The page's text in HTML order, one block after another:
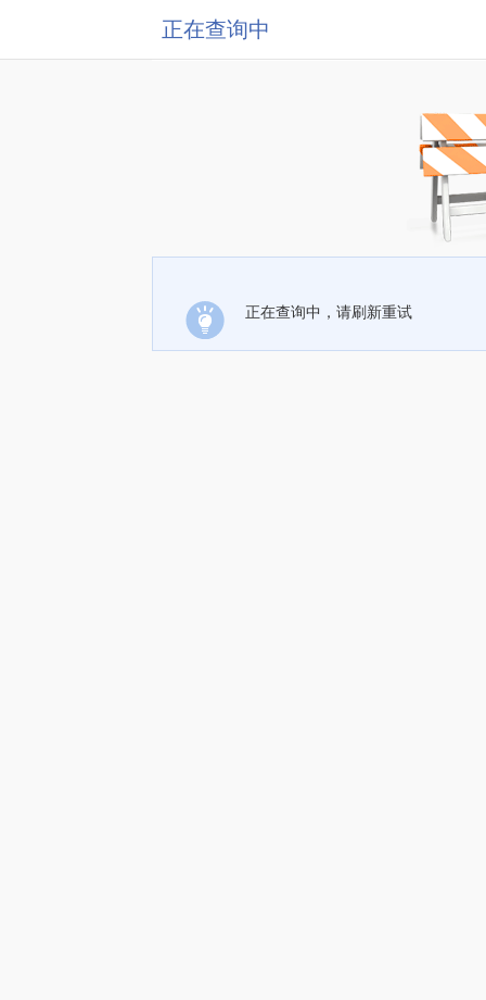
正在查询中
正在查询中，请刷新重试